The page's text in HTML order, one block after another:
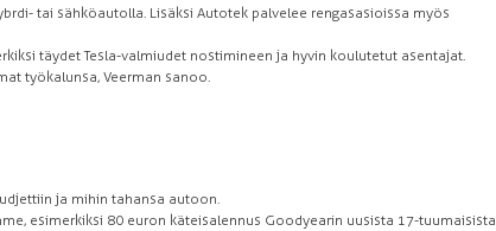
tai sähköautolla. Lisäksi Autotek palvelee rengasasioissa myös
täydet Tesla-valmiudet nostimineen ja hyvin koulutetut asentajat.
työkalunsa, Veerman sanoo.
ja mihin tahansa autoon.
esimerkiksi 80 euron käteisalennus Goodyearin uusista 17-tuumaisista